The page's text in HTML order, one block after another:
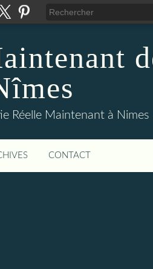
Réelle Maintenant à Nimes
CONTACT